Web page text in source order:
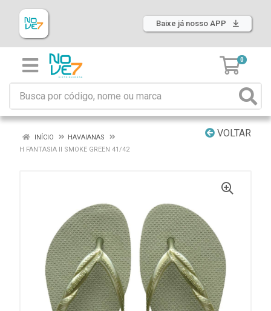
Baixe já nosso APP
0
VOLTAR
INÍCIO
HAVAIANAS
H FANTASIA II SMOKE GREEN 41/42